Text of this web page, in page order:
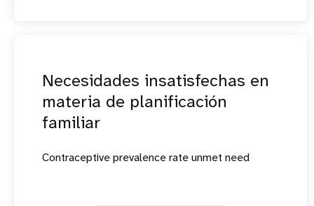
Necesidades insatisfechas en
materia de planificación
familiar
Contraceptive prevalence rate unmet need